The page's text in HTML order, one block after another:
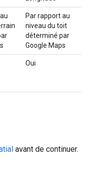
Par rapport au
niveau du toit
déterminé par
Google Maps
Oui
avant de continuer.